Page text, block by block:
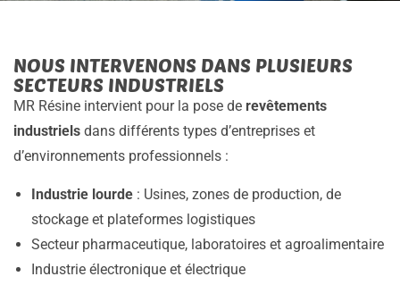
NOUS INTERVENONS DANS PLUSIEURS
SECTEURS INDUSTRIELS
MR Résine intervient pour la pose de revêtements
industriels dans différents types d’entreprises et
d’environnements professionnels :
Industrie lourde : Usines, zones de production, de
stockage et plateformes logistiques
Secteur pharmaceutique, laboratoires et agroalimentaire
Industrie électronique et électrique